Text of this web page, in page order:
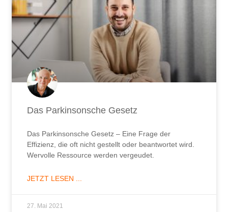
Das Parkinsonsche Gesetz
Das Parkinsonsche Gesetz – Eine Frage der
Effizienz, die oft nicht gestellt oder beantwortet wird.
Wervolle Ressource werden vergeudet.
JETZT LESEN ...
27. Mai 2021